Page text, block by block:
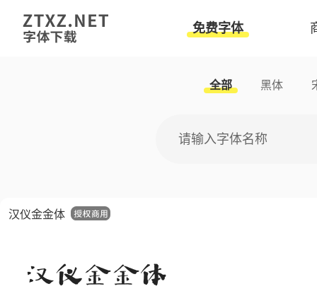
免费字体
全部 黑体
汉仪金金体